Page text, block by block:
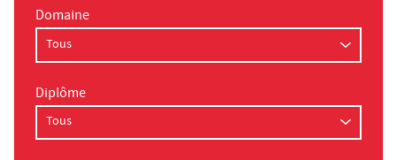
Domaine
Diplôme